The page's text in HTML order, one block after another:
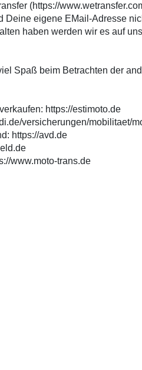
(https://
Deine eigene EMail-Adresse
haben werden wir es auf
Spaß beim Betrachten der
https://estimoto.de
versicherungen/mobilitaet/
https://avd.de
www.moto-trans.de